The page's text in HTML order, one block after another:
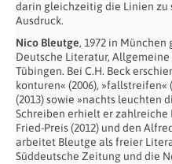
darin gleichzeitig die Linien zu
Ausdruck.
Nico Bleutge, 1972 in
Deutsche Literatur,
Tübingen. Bei C.H. Beck
konturen« (2006), »fallstreifen«
(2013) sowie »nachts leuchten
Schreiben erhielt er zahlreiche
Fried-Preis (2012) und den
arbeitet Bleutge als freier
Süddeutsche Zeitung und die